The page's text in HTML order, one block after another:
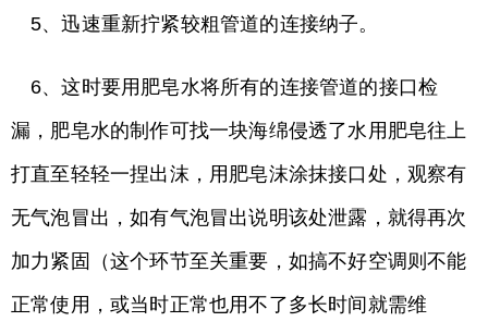
5、迅速重新拧紧较粗管道的连接纳子。
6、这时要用肥皂水将所有的连接管道的接口检
漏，肥皂水的制作可找一块海绵侵透了水用肥皂往上
打直至轻轻一捏出沫，用肥皂沫涂抹接口处，观察有
无气泡冒出，如有气泡冒出说明该处泄露，就得再次
加力紧固（这个环节至关重要，如搞不好空调则不能
正常使用，或当时正常也用不了多长时间就需维